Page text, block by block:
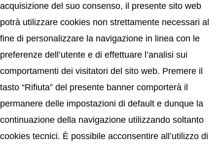
acquisizione del suo consenso, il presente sito web
potrà utilizzare cookies non strettamente necessari al
fine di personalizzare la navigazione in linea con le
preferenze dell’utente e di effettuare l’analisi sui
comportamenti dei visitatori del sito web. Premere il
tasto “Rifiuta” del presente banner comporterà il
permanere delle impostazioni di default e dunque la
continuazione della navigazione utilizzando soltanto
cookies tecnici. È possibile acconsentire all’utilizzo di